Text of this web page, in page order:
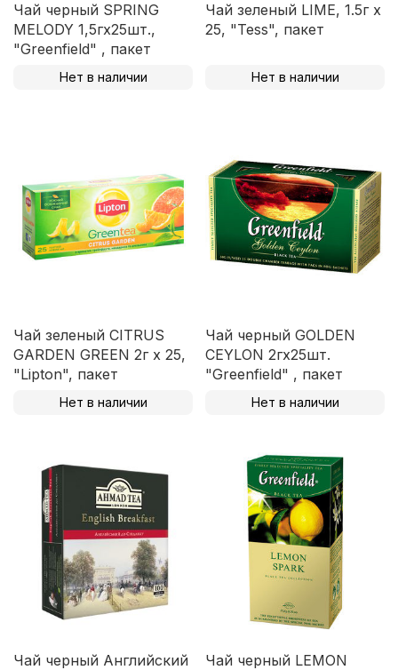
Чай черный SPRING
MELODY 1,5гх25шт.,
"Greenfield" , пакет
Нет в наличии
Чай зеленый LIME, 1.5г х
25, "Tess", пакет
Нет в наличии
Чай зеленый CITRUS
GARDEN GREEN 2г х 25,
"Lipton", пакет
Нет в наличии
Чай черный GOLDEN
CEYLON 2гх25шт.
"Greenfield" , пакет
Нет в наличии
Чай черный Английский
Чай черный LEMON